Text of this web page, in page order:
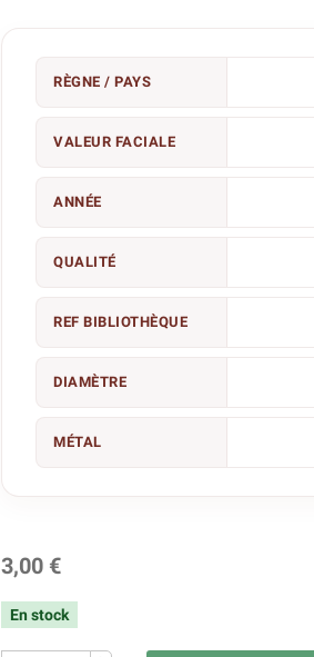
RÈGNE / PAYS
VALEUR FACIALE
ANNÉE
QUALITÉ
REF BIBLIOTHÈQUE
DIAMÈTRE
MÉTAL
3,00 €
En stock